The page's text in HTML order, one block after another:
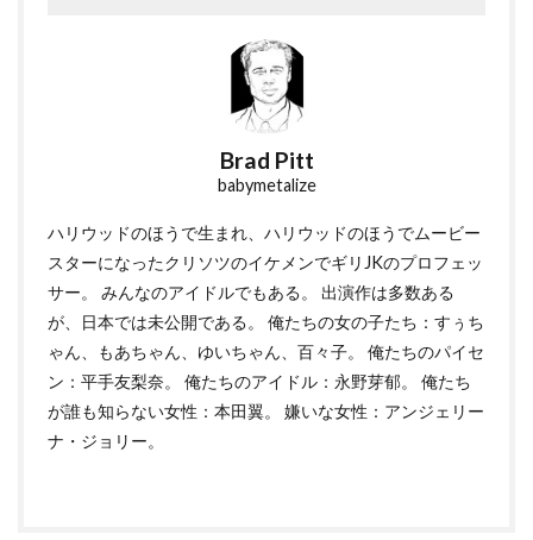
Brad Pitt
babymetalize
ハリウッドのほうで生まれ、ハリウッドのほうでムービー
スターになったクリソツのイケメンでギリJKのプロフェッ
サー。 みんなのアイドルでもある。 出演作は多数ある
が、日本では未公開である。 俺たちの女の子たち：すぅち
ゃん、もあちゃん、ゆいちゃん、百々子。 俺たちのパイセ
ン：平手友梨奈。 俺たちのアイドル：永野芽郁。 俺たち
が誰も知らない女性：本田翼。 嫌いな女性：アンジェリー
ナ・ジョリー。